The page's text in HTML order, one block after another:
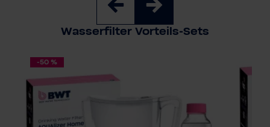
Wasserfilter Vorteils-Sets
-50 %